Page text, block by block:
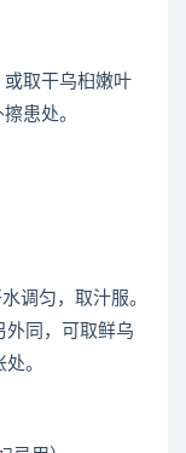
取干乌桕嫩叶
患处。
调匀，取汁服。
外同，可取鲜乌
。